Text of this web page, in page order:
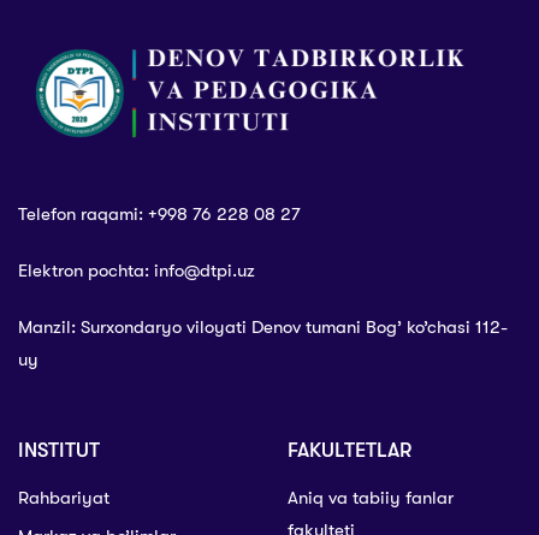
Telefon raqami: +998 76 228 08 27
Elektron pochta: info@dtpi.uz
Manzil: Surxondaryo viloyati Denov tumani Bog’ ko’chasi 112-
uy
INSTITUT
Rahbariyat
FAKULTETLAR
Aniq va tabiiy fanlar
fakulteti